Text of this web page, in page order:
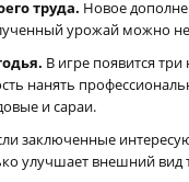
труда. Новое
урожай можно не
В игре появится
нанять
и сараи.
заключенные
улучшает внешний